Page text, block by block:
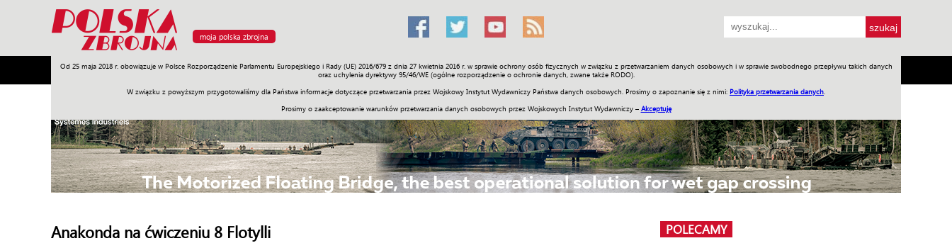
moja polska zbrojna
Od 25 maja 2018 r. obowiązuje w Polsce Rozporządzenie Parlamentu Europejskiego i Rady (UE) 2016/679 z dnia 27 kwietnia 2016 r. w sprawie ochrony osób fizycznych w związku z przetwarzaniem danych osobowych i w sprawie swobodnego przepływu takich danych
oraz uchylenia dyrektywy 95/46/WE (ogólne rozporządzenie o ochronie danych, zwane także RODO).
W związku z powyższym przygotowaliśmy dla Państwa informacje dotyczące przetwarzania przez Wojskowy Instytut Wydawniczy Państwa danych osobowych. Prosimy o zapoznanie się z nimi: Polityka przetwarzania danych
Prosimy o zaakceptowanie warunków przetwarzania danych osobowych przez Wojskowych Instytut Wydawniczy – Akceptuję
Armia Poligon Sprzęt Misje Polityka Prawo Świat Społeczność Sport Historia Galerie Wideo ENGLISH SKLEP Jednodniówki Praca w WIW
Anakonda na ćwiczeniu 8 Flotylli POLECAMY